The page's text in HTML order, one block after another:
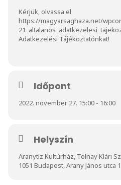
Kérjük, olvassa el
https://magyarsaghaza.net/
Adatkezelési Tájékoztatónkat!
Időpont
2022. november 27. 15:00 - 16:00
Helyszín
Aranytíz Kultúrház, Tolnay Klári
1051 Budapest, Arany János utca